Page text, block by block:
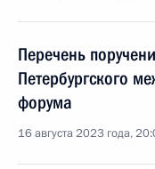
Перечень
Петербургского
форума
16 августа 2023 года,